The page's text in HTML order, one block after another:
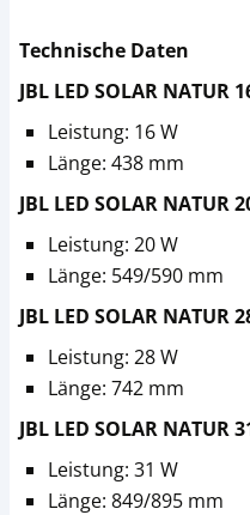
Technische Daten
JBL LED SOLAR NATUR
Leistung: 16 W
Länge: 438 mm
JBL LED SOLAR NATUR
Leistung: 20 W
Länge: 549/590 mm
JBL LED SOLAR NATUR
Leistung: 28 W
Länge: 742 mm
JBL LED SOLAR NATUR
Leistung: 31 W
Länge: 849/895 mm